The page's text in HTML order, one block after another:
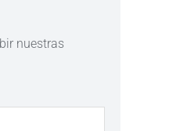
nuestras